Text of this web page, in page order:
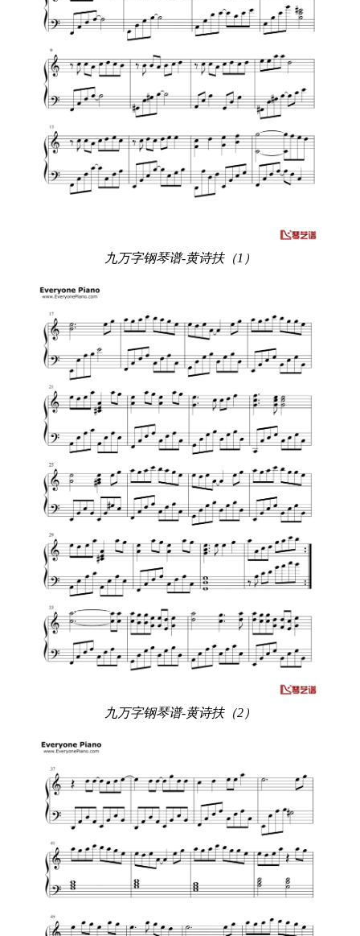
九万字钢琴谱-黄诗扶（1）
九万字钢琴谱-黄诗扶（2）